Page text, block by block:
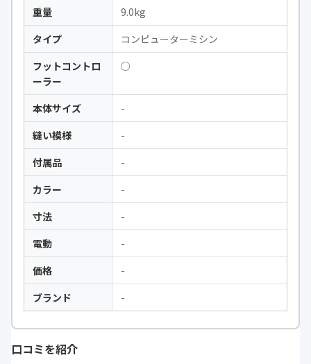
重量
9.0kg
タイプ
コンピューターミシン
フットコントロ
ーラー
○
本体サイズ
-
縫い模様
-
付属品
-
カラー
-
寸法
-
電動
-
価格
-
ブランド
-
口コミを紹介